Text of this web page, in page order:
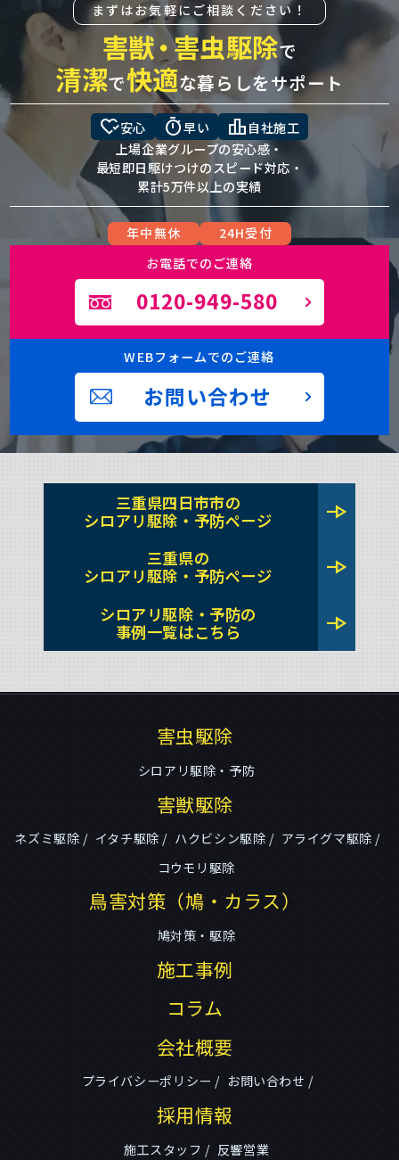
まずはお気軽にご相談ください！
害獣・害虫駆除で
清潔で快適な暮らしをサポート
heart_check安心 timer早い leaderboard 自社施工
上場企業グループの安心感・
最短即日駆けつけのスピード対応・
累計5万件以上の実績
年中無休
24H受付
お電話でのご連絡
0120-949-580
WEBフォームでのご連絡
お問い合わせ
三重県四日市市の
シロアリ駆除・予防ページ
line_end_arrow
三重県の
シロアリ駆除・予防ページ
line_end_arrow
シロアリ駆除・予防の
事例一覧はこちら
line_end_arrow
害虫駆除
シロアリ駆除・予防
害獣駆除
ネズミ駆除 イタチ駆除 ハクビシン駆除
アライグマ駆除
コウモリ駆除
鳥害対策（鳩・カラス）
鳩対策・駆除
施工事例
コラム
会社概要
プライバシーポリシー お問い合わせ
採用情報
施工スタッフ 反響営業